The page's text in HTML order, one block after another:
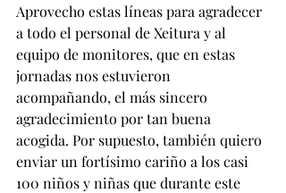
Aprovecho estas líneas para agradecer
a todo el personal de Xeitura y al
equipo de monitores, que en estas
jornadas nos estuvieron
acompañando, el más sincero
agradecimiento por tan buena
acogida. Por supuesto, también quiero
enviar un fortísimo cariño a los casi
100 niños y niñas que durante este